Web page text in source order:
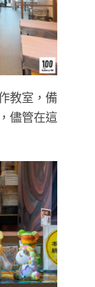
教室，備
儘管在這